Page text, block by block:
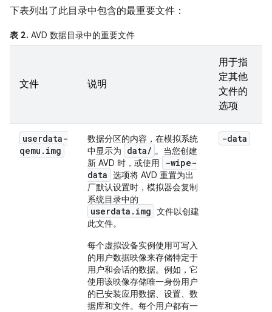
下表列出了此目录中包含的最重要文件：
表 2. AVD 数据目录中的重要文件
文件 说明
用于指
定其他
文件的
选项
userdata-
qemu . img
数据分区的内容，在模拟系统
中显示为
data/ 。当您创建
新 AVD 时，或使用
-wipe-
data 选项将 AVD 重置为出
厂默认设置时，模拟器会复制
系统目录中的
userdata.img 文件以创建
此文件。
每个虚拟设备实例使用可写入
的用户数据映像来存储特定于
用户和会话的数据。例如，它
使用该映像存储唯一身份用户
的已安装应用数据、设置、数
据库和文件。每个用户都有一
-data